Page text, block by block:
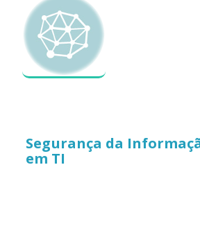
Segurança da
em TI